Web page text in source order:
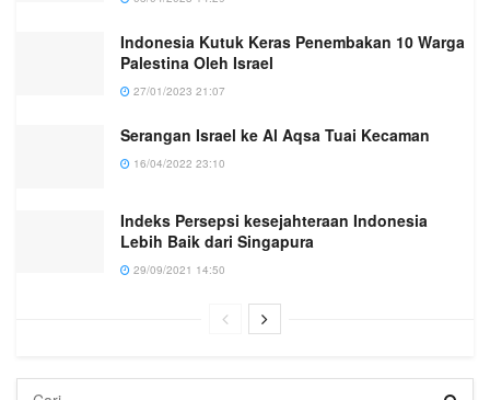
Indonesia Kutuk Keras Penembakan 10 Warga
Palestina Oleh Israel
27/01/2023 21:07
Serangan Israel ke Al Aqsa Tuai Kecaman
16/04/2022 23:10
Indeks Persepsi kesejahteraan Indonesia
Lebih Baik dari Singapura
29/09/2021 14:50